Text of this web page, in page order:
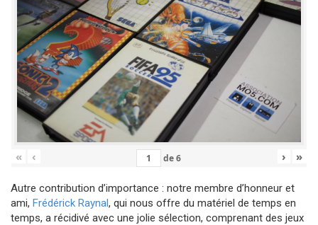
« ‹ de6 › »
Autre contribution d’importance : notre membre d’honneur et
ami, Frédérick Raynal, qui nous offre du matériel de temps en
temps, a récidivé avec une jolie sélection, comprenant des jeux